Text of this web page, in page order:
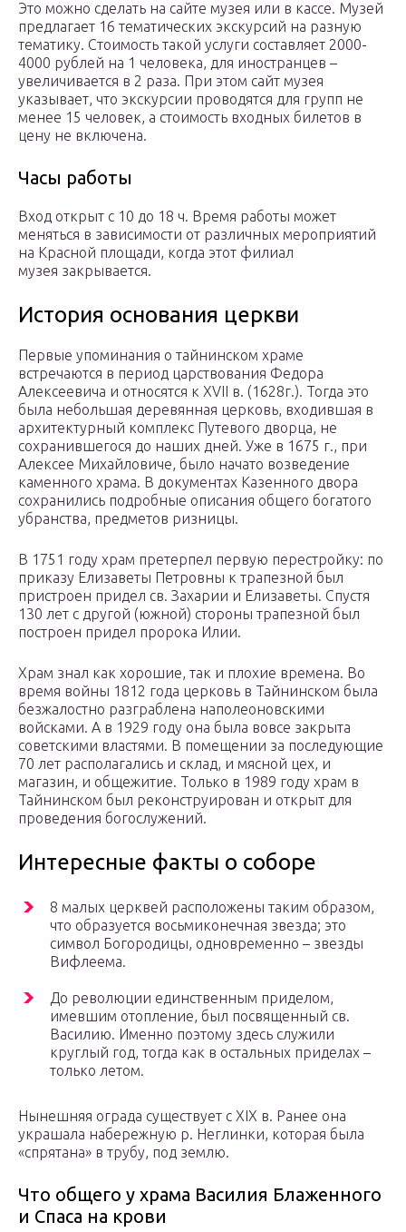
Это можно сделать на сайте музея или в кассе. Музей
предлагает 16 тематических экскурсий на разную
тематику. Стоимость такой услуги составляет 2000-
4000 рублей на 1 человека, для иностранцев –
увеличивается в 2 раза. При этом сайт музея
указывает, что экскурсии проводятся для групп не
менее 15 человек, а стоимость входных билетов в
цену не включена.
Часы работы
Вход открыт с 10 до 18 ч. Время работы может
меняться в зависимости от различных мероприятий
на Красной площади, когда этот филиал
музея закрывается.
История основания церкви
Первые упоминания о тайнинском храме
встречаются в период царствования Федора
Алексеевича и относятся к XVII в. (1628г.). Тогда это
была небольшая деревянная церковь, входившая в
архитектурный комплекс Путевого дворца, не
сохранившегося до наших дней. Уже в 1675 г., при
Алексее Михайловиче, было начато возведение
каменного храма. В документах Казенного двора
сохранились подробные описания общего богатого
убранства, предметов ризницы.
В 1751 году храм претерпел первую перестройку: по
приказу Елизаветы Петровны к трапезной был
пристроен придел св. Захарии и Елизаветы. Спустя
130 лет с другой (южной) стороны трапезной был
построен придел пророка Илии.
Храм знал как хорошие, так и плохие времена. Во
время войны 1812 года церковь в Тайнинском была
безжалостно разграблена наполеоновскими
войсками. А в 1929 году она была вовсе закрыта
советскими властями. В помещении за последующие
70 лет располагались и склад, и мясной цех, и
магазин, и общежитие. Только в 1989 году храм в
Тайнинском был реконструирован и открыт для
проведения богослужений.
Интересные факты о соборе
8 малых церквей расположены таким образом,
что образуется восьмиконечная звезда; это
символ Богородицы, одновременно – звезды
Вифлеема.
До революции единственным приделом,
имевшим отопление, был посвященный св.
Василию. Именно поэтому здесь служили
круглый год, тогда как в остальных приделах –
только летом.
Нынешняя ограда существует с XIX в. Ранее она
украшала набережную р. Неглинки, которая была
«спрятана» в трубу, под землю.
Что общего у храма Василия Блаженного
и Спаса на крови